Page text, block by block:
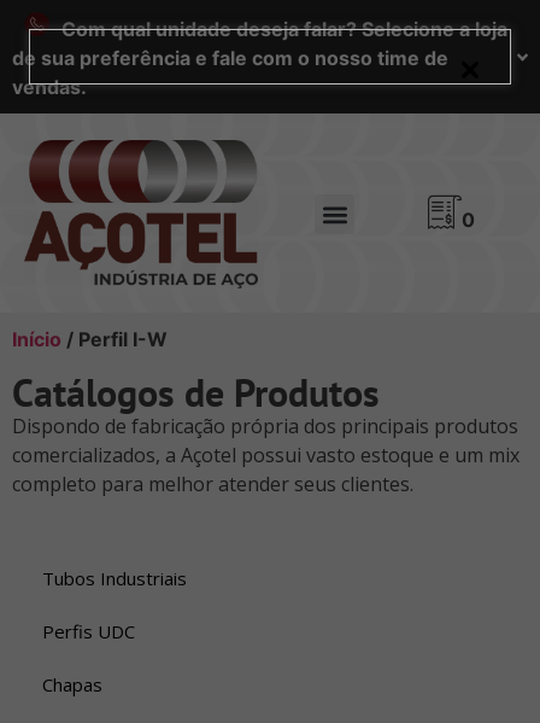
Com qual unidade deseja falar? Selecione a loja
de sua preferência e fale com o nosso time de
vendas.
0
Início / Perfil I-W
Catálogos de Produtos
Dispondo de fabricação própria dos principais produtos
comercializados, a Açotel possui vasto estoque e um mix
completo para melhor atender seus clientes.
Tubos Industriais
Perfis UDC
Chapas